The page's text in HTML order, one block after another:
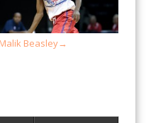
Malik Beasley→